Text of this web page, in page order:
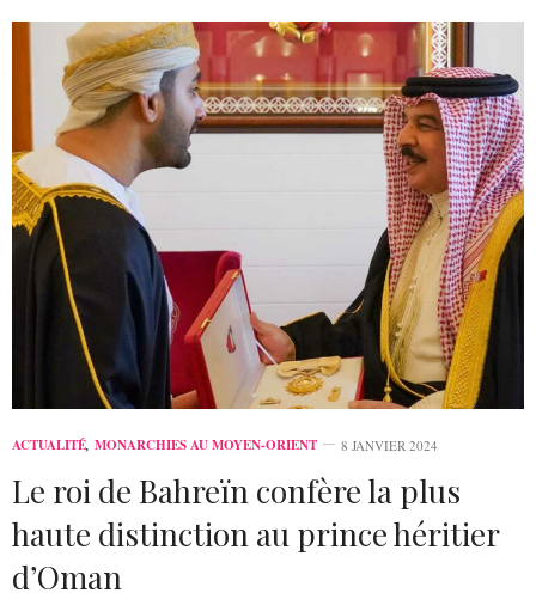
ACTUALITÉ, MONARCHIES AU MOYEN-ORIENT 8 JANVIER 2024
Le roi de Bahreïn confère la plus
haute distinction au prince héritier
d’Oman